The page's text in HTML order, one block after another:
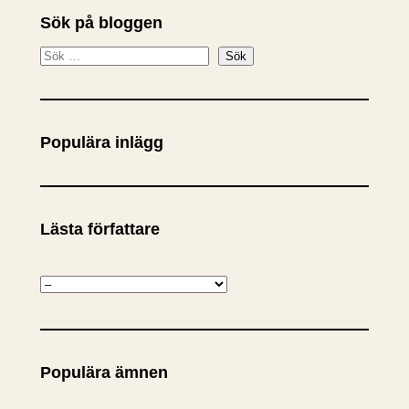
Sök på bloggen
S
k
Sök
Populära inlägg
Lästa författare
K
t
g
Populära ämnen